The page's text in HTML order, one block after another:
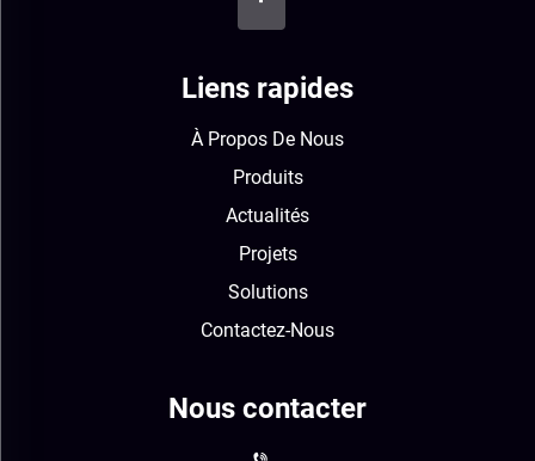
Liens rapides
À Propos De Nous
Produits
Actualités
Projets
Solutions
Contactez-Nous
Nous contacter